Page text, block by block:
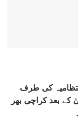
کی طرف
کے بعد کراچی بھر